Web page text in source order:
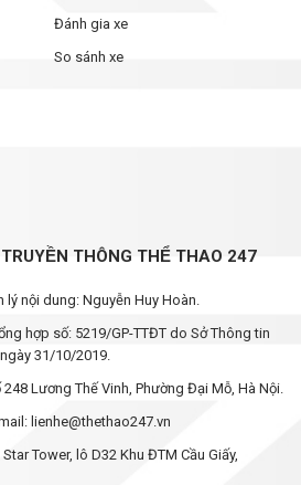
Đánh gia xe
So sánh xe
THÔNG THỂ THAO 247
nội dung: Nguyễn Huy Hoàn.
hợp số: 5219/GP-TTĐT do Sở Thông tin
31/10/2019.
Lương Thế Vinh, Phường Đại Mỗ, Hà Nội.
lienhe@thethao247.vn
Tower, lô D32 Khu ĐTM Cầu Giấy,